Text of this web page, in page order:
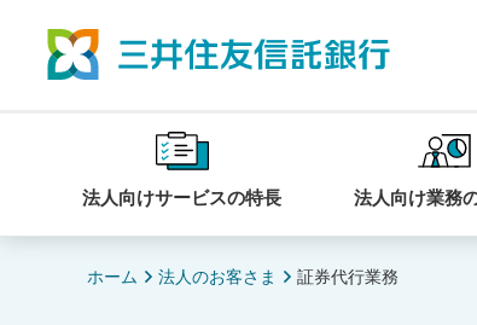
法人向けサービスの特長 法人向け業務
ホーム 法人のお客さま 証券代行業務